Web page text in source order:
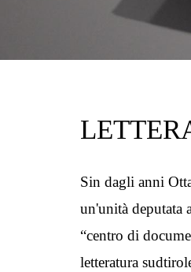
Sin dagli anni
un'unità deputata
“centro di
letteratura